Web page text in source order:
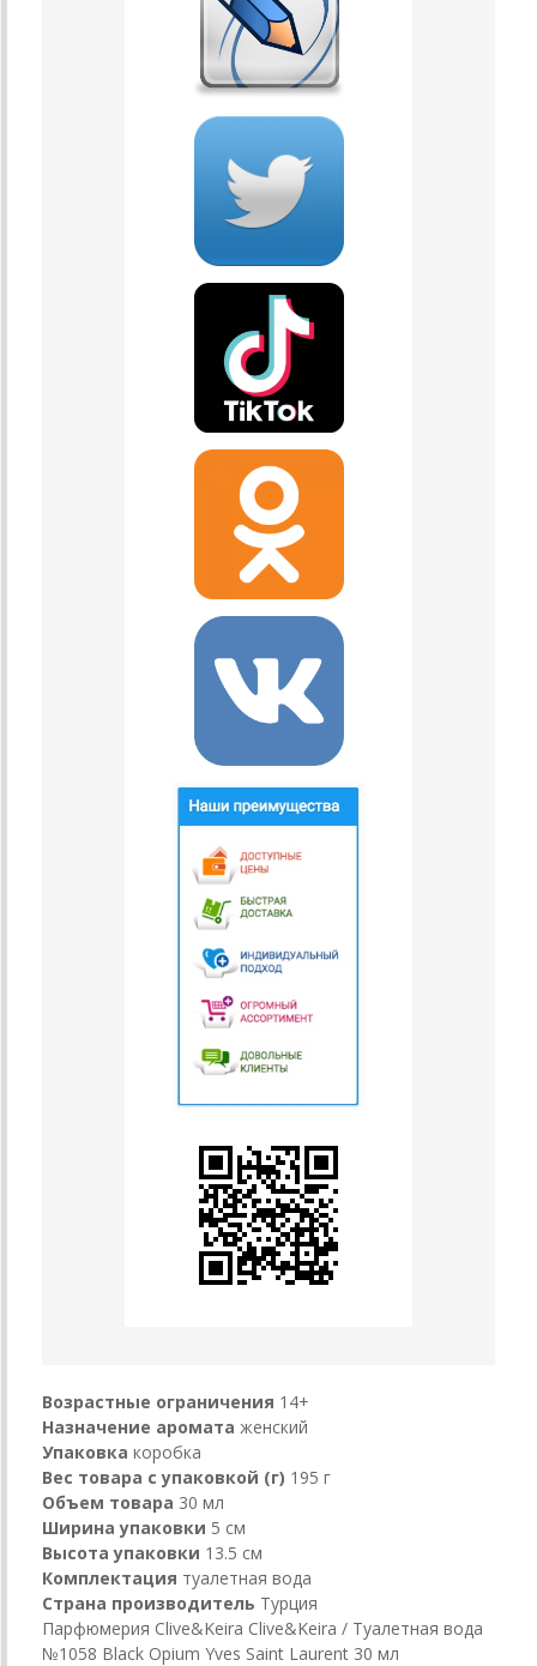
Возрастные ограничения 14+
Назначение аромата женский
Упаковка коробка
Вес товара с упаковкой (г) 195 г
Объем товара 30 мл
Ширина упаковки 5 см
Высота упаковки 13.5 см
Комплектация туалетная вода
Страна производитель Турция
Парфюмерия Clive&Keira Clive&Keira / Туалетная вода
№1058 Black Opium Yves Saint Laurent 30 мл